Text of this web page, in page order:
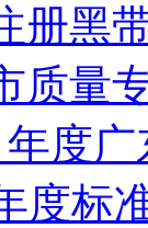
册黑
质量
度
度标